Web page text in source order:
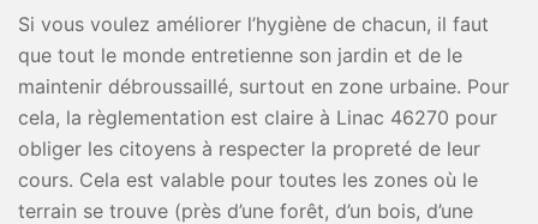
Si vous voulez améliorer l’hygiène de chacun, il faut
que tout le monde entretienne son jardin et de le
maintenir débroussaillé, surtout en zone urbaine. Pour
cela, la règlementation est claire à Linac 46270 pour
obliger les citoyens à respecter la propreté de leur
cours. Cela est valable pour toutes les zones où le
terrain se trouve (près d’une forêt, d’un bois, d’une